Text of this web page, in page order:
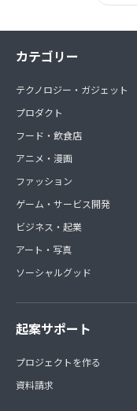
カテゴリー
テクノロジー・ガジェット
プロダクト
フード・飲食店
アニメ・漫画
ファッション
ゲーム・サービス開発
ビジネス・起業
アート・写真
ソーシャルグッド
起案サポート
プロジェクトを作る
資料請求